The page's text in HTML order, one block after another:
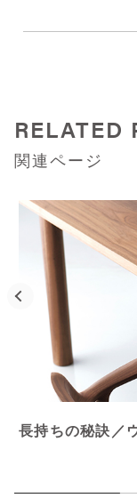
RELATED
関連ページ
長持ちの秘訣／